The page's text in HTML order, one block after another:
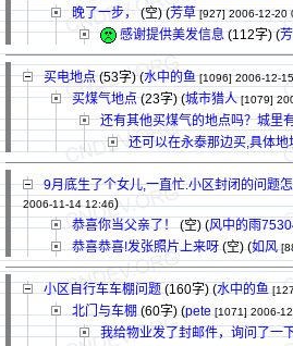
晚了一步，(空) (芳草 [927] 2006-12-20
感谢提供美发信息 (112字)(
买电地点 (53字)(水中的鱼 [1096] 2006-12-
买煤气地点 (23字)(城市猎人 [1079]
还有其他买煤气的地点吗？城里
还可以在永泰那边买,具体
9月底生了个女儿,一直忙.小区封闭的问题
2006-11-14 12:46)
恭喜你当父亲了！(空) (风中的雨
恭喜恭喜!发张照片上来呀(空) (如风
小区自行车车棚问题 (160字)(水中的鱼
北门与车棚 (60字)(pete [1071] 2006-
我给物业发了封邮件，询问了一